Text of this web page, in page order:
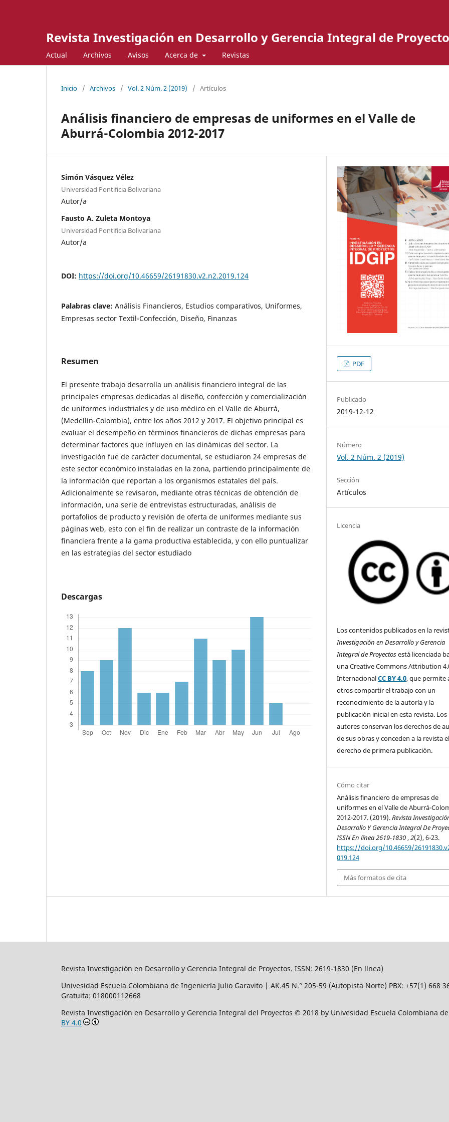
Revista Investigación en Desarrollo y Gerencia Integral de
Actual Archivos Avisos Acerca de Revistas
Inicio / Archivos / Vol. 2 Núm. 2 (2019) / Artículos
Análisis financiero de empresas de uniformes en el Valle de
Aburrá-Colombia 2012-2017
Simón Vásquez Vélez
Universidad Pontificia Bolivariana
Autor/a
Fausto A. Zuleta Montoya
Universidad Pontificia Bolivariana
Autor/a
DOI: https://doi.org/10.46659/26191830.v2.n2.2019.124
Palabras clave: Análisis Financieros, Estudios comparativos, Uniformes,
Empresas sector Textil-Confección, Diseño, Finanzas
Resumen
El presente trabajo desarrolla un análisis financiero integral de las
principales empresas dedicadas al diseño, confección y comercialización
de uniformes industriales y de uso médico en el Valle de Aburrá,
(Medellín-Colombia), entre los años 2012 y 2017. El objetivo principal es
evaluar el desempeño en términos financieros de dichas empresas para
determinar factores que influyen en las dinámicas del sector. La
investigación fue de carácter documental, se estudiaron 24 empresas de
este sector económico instaladas en la zona, partiendo principalmente de
la información que reportan a los organismos estatales del país.
Adicionalmente se revisaron, mediante otras técnicas de obtención de
información, una serie de entrevistas estructuradas, análisis de
portafolios de producto y revisión de oferta de uniformes mediante sus
páginas web, esto con el fin de realizar un contraste de la información
financiera frente a la gama productiva establecida, y con ello puntualizar
en las estrategias del sector estudiado
Descargas
PDF
Publicado
2019-12-12
Número
Vol. 2 Núm. 2 (2019)
Sección
Artículos
Licencia
Los contenidos publicados en la
Investigación en Desarrollo y Gerencia
Integral de Proyectosestá licenciada
una Creative Commons Attribution
InternacionalCC BY 4.0, que permite
otros compartir el trabajo con un
reconocimiento de la autoría y la
publicación inicial en esta revista. Los
autores conservan los derechos de
de sus obras y conceden a la revista el
derecho de primera publicación.
Cómo citar
Análisis financiero de empresas de
uniformes en el Valle de Aburrá-
2012-2017. (2019).Revista
Desarrollo Y Gerencia Integral De
ISSN En línea 2619-1830 ,2(2), 6-23.
https://doi.org/10.46659/
019.124
Más formatos de cita
Revista Investigación en Desarrollo y Gerencia Integral de Proyectos. ISSN: 2619-1830 (En línea)
Univesidad Escuela Colombiana de Ingeniería Julio Garavito | AK.45 N.° 205-59 (Autopista Norte) PBX: +57(1) 668
Gratuita: 018000112668
Revista Investigación en Desarrollo y Gerencia Integral del Proyectos © 2018 by Univesidad Escuela Colombiana
BY 4.0